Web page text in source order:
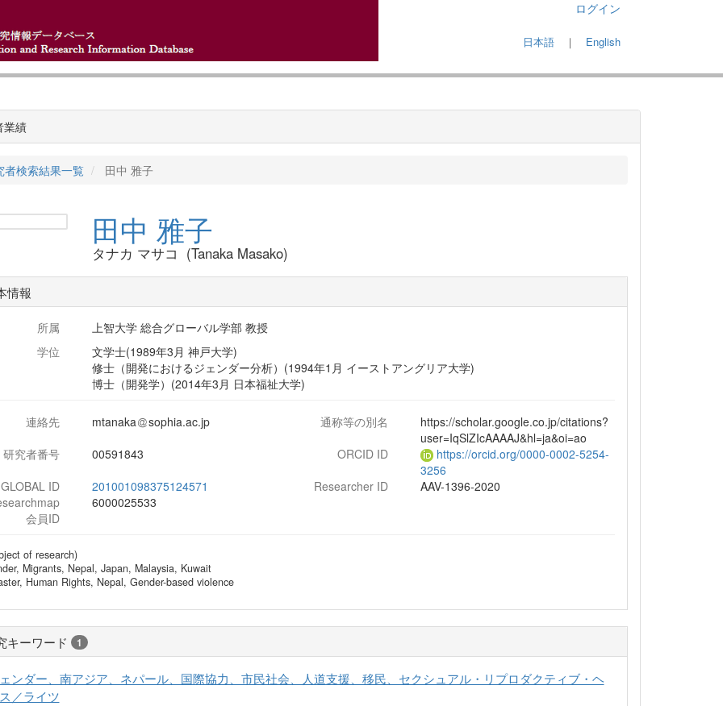
ログイン
日本語 ｜ English
業績
者検索結果一覧 田中 雅子
田中 雅子
タナカ マサコ (Tanaka Masako)
情報
所属
上智大学 総合グローバル学部 教授
学位
文学士(1989年3月 神戸大学)
修士（開発におけるジェンダー分析）(1994年1月 イーストアングリア大学)
博士（開発学）(2014年3月 日本福祉大学)
連絡先 mtanaka sophia.ac.jp 通称等の別名
https://scholar.google.co.jp/citations?
user=IqSlZIcAAAAJ&hl=ja&oi=ao
研究者番号
00591843 ORCID ID
https://orcid.org/0000-0002-5254-
3256
ID
201001098375124571 Researcher ID
AAV-1396-2020
会員ID
6000025533
of research)
Migrants, Nepal, Japan, Malaysia, Kuwait
Human Rights, Nepal, Gender-based violence
キーワード 1
ンダー、南アジア、ネパール、国際協力、市民社会、人道支援、移民、セクシュアル・リプロダクティブ・ヘ
／ライツ